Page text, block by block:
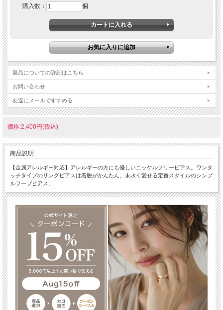
購入数： 個
返品についての詳細はこちら
お問い合わせ
友達にメールですすめる
価格:2,400円(税込)
商品説明
【金属アレルギー対応】アレルギーの方にも優しいニッケルフリーピアス。ワンタ
ッチタイプのリングピアスは着脱がかんたん。末永く愛せる定番スタイルのシンプ
ルフープピアス。